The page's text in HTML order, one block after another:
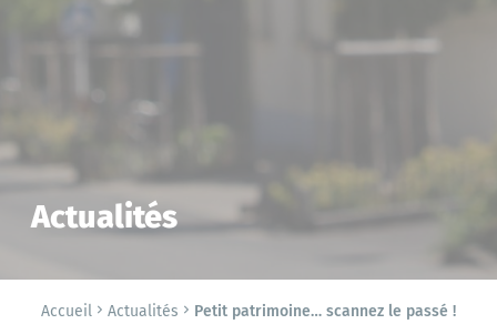
Actualités
Accueil Actualités Petit patrimoine… scannez le passé !